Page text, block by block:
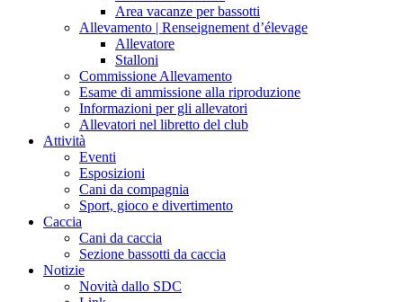
Area vacanze per bassotti
Allevamento | Renseignement d’élevage
Allevatore
Stalloni
Commissione Allevamento
Esame di ammissione alla riproduzione
Informazioni per gli allevatori
Allevatori nel libretto del club
Attività
Eventi
Esposizioni
Cani da compagnia
Sport, gioco e divertimento
Caccia
Cani da caccia
Sezione bassotti da caccia
Notizie
Novità dallo SDC